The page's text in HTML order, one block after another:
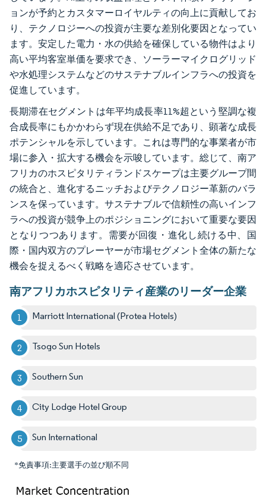
ョンが予約とカスタマーロイヤルティの向上に貢献してお
り、テクノロジーへの投資が主要な差別化要因となってい
ます。安定した電力・水の供給を確保している物件はより
高い平均客室単価を要求でき、ソーラーマイクログリッド
や水処理システムなどのサステナブルインフラへの投資を
促進しています。
長期滞在セグメントは年平均成長率11%超という堅調な複
合成長率にもかかわらず現在供給不足であり、顕著な成長
ポテンシャルを示しています。これは専門的な事業者が市
場に参入・拡大する機会を示唆しています。総じて、南ア
フリカのホスピタリティランドスケープは主要グループ間
の統合と、進化するニッチおよびテクノロジー革新のバラ
ンスを保っています。サステナブルで信頼性の高いインフ
ラへの投資が競争上のポジショニングにおいて重要な要因
となりつつあります。需要が回復・進化し続ける中、国
際・国内双方のプレーヤーが市場セグメント全体の新たな
機会を捉えるべく戦略を適応させています。
南アフリカホスピタリティ産業のリーダー企業
Marriott International (Protea Hotels)
Tsogo Sun Hotels
Southern Sun
City Lodge Hotel Group
Sun International
*免責事項:主要選手の並び順不同